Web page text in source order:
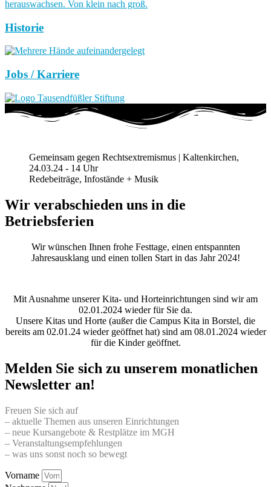
Historie
Jobs / Karriere
Gemeinsam gegen Rechtsextremismus | Kaltenkirchen,
24.03.24 - 14 Uhr
Redebeiträge, Infostände + Musik
Wir verabschieden uns in die
Betriebsferien
Wir wünschen Ihnen frohe Festtage, einen entspannten
Jahresausklang und einen tollen Start in das Jahr 2024!
Mit Ausnahme unserer Kita- und Horteinrichtungen sind wir am
02.01.2024 wieder für Sie da.
Unsere Kitas und Horte (außer die Campus Kita in Borstel, die
bereits am 02.01.24 wieder geöffnet hat) sind am 08.01.2024 wieder
für die Kinder geöffnet.
Melden Sie sich zu unserem monatlichen
Newsletter an!
Freuen Sie sich auf
– aktuelle Themen aus unseren Einrichtungen
– neue Kursangebote & Restplätze im MGH
– Veranstaltungsempfehlungen
– was uns sonst noch so bewegt
Vorname